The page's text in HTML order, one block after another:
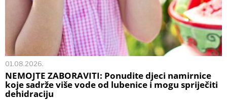
01.08.2026.
NEMOJTE ZABORAVITI: Ponudite djeci namirnice
koje sadrže više vode od lubenice i mogu spriječiti
dehidraciju